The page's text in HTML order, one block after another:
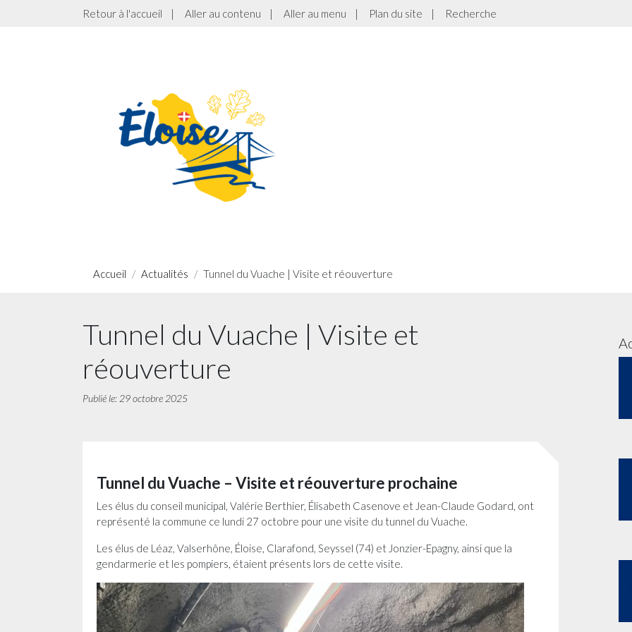
Retour à l'accueil | Aller au contenu | Aller au menu | Plan du site | Recherche
Accueil Actualités Tunnel du Vuache | Visite et réouverture
Tunnel du Vuache | Visite et
réouverture
Publié le: 29 octobre 2025
Tunnel du Vuache – Visite et réouverture prochaine
Les élus du conseil municipal, Valérie Berthier, Élisabeth Casenove et Jean-Claude Godard, ont
représenté la commune ce lundi 27 octobre pour une visite du tunnel du Vuache.
Les élus de Léaz, Valserhône, Éloise, Clarafond, Seyssel (74) et Jonzier-Epagny, ainsi que la
gendarmerie et les pompiers, étaient présents lors de cette visite.